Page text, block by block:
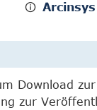
Arcinsys
Download
zur